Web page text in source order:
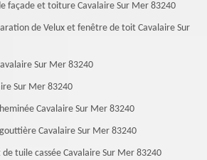
façade et toiture Cavalaire Sur Mer 83240
de Velux et fenêtre de toit Cavalaire Sur
Sur Mer 83240
Sur Mer 83240
Cavalaire Sur Mer 83240
Cavalaire Sur Mer 83240
tuile cassée Cavalaire Sur Mer 83240